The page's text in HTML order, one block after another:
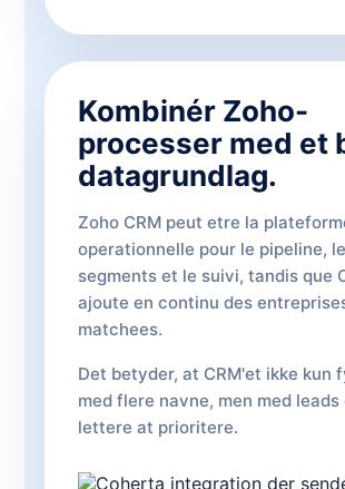
Kombinér Zoho-
processer med et
datagrundlag.
Zoho CRM peut etre la
operationnelle pour le pipeline,
segments et le suivi, tandis que
ajoute en continu des
matchees.
Det betyder, at CRM'et ikke kun
med flere navne, men med leads
lettere at prioritere.